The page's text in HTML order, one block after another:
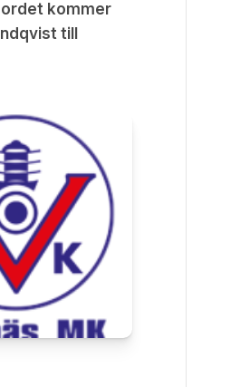
kommer
till